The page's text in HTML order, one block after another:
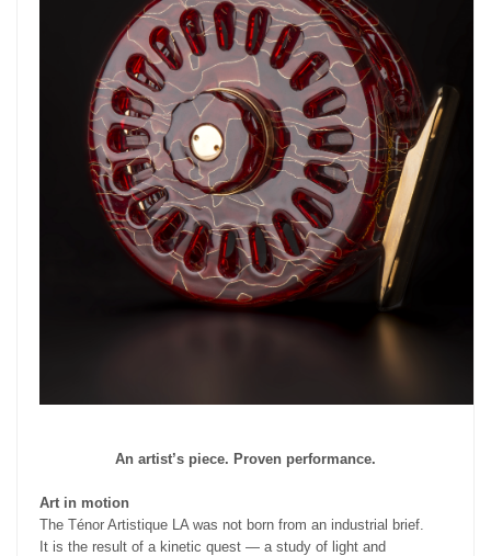
An artist’s piece. Proven performance.
Art in motion
The Ténor Artistique LA was not born from an industrial brief.
It is the result of a kinetic quest — a study of light and